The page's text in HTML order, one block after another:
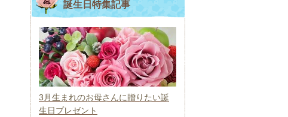
誕生日特集記事
3月生まれのお母さんに贈りたい誕
生日プレゼント